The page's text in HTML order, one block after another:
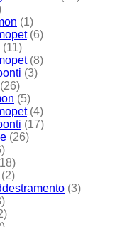
(1)
(6)
(11)
(8)
(3)
(26)
(5)
(4)
(17)
(26)
(2)
(3)